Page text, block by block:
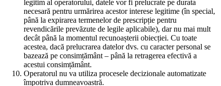
legitim al operatorului, datele vor fi prelucrate pe durata
necesară pentru urmărirea acestor interese legitime (în special,
până la expirarea termenelor de prescripție pentru
revendicările prevăzute de legile aplicabile), dar nu mai mult
decât până la momentul recunoașterii obiecției. Cu toate
acestea, dacă prelucrarea datelor dvs. cu caracter personal se
bazează pe consimțământ – până la retragerea efectivă a
acestui consimțământ.
Operatorul nu va utiliza procesele decizionale automatizate
împotriva dumneavoastră.